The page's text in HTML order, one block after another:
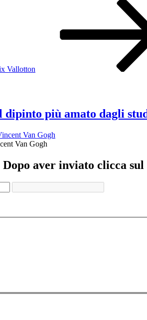
Vallotton
dipinto più amato dagli
Van Gogh
aver inviato clicca